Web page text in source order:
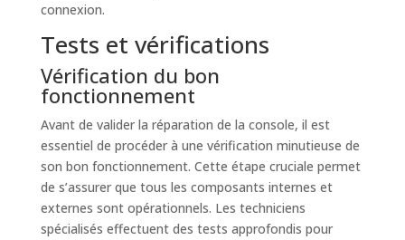
connexion.
Tests et vérifications
Vérification du bon
fonctionnement
Avant de valider la réparation de la console, il est
essentiel de procéder à une vérification minutieuse de
son bon fonctionnement. Cette étape cruciale permet
de s’assurer que tous les composants internes et
externes sont opérationnels. Les techniciens
spécialisés effectuent des tests approfondis pour